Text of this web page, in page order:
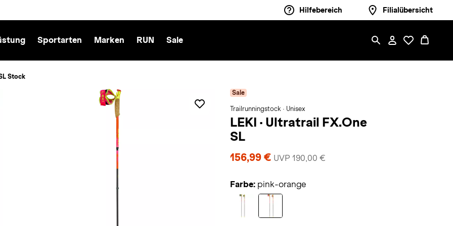
Hilfebereich Filialübersicht
Sportarten Marken RUN Sale
Stock
Sale
Trailrunningstock · Unisex
LEKI · Ultratrail FX.One
SL
156,99 € UVP 190,00 €
Farbe: pink-orange